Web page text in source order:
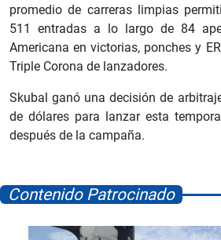
promedio de carreras limpias
511 entradas a lo largo de 84
Americana en victorias, ponches y
Triple Corona de lanzadores.
Skubal ganó una decisión de
de dólares para lanzar esta
después de la campaña.
Contenido Patrocinado